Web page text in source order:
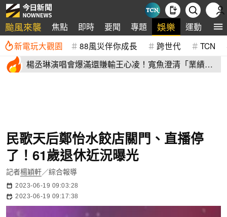
颱風來襲 焦點 即時 要聞 專題 娛樂 運動 全
新電玩大觀園 88風災伴你成長 跨世代 TCN
楊丞琳演唱會爆滿還賺輸王心凌！寬魚澄清「業績沒
民歌天后鄭怡水餃店關門、直播停
了！61歲退休近況曝光
記者楊穎軒／綜合報導
2023-06-19 09:03:28
2023-06-19 09:17:38